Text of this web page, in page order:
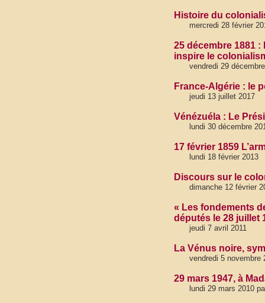
Histoire du
mercredi 28 février
25 décembre 1881
inspire le
vendredi 29
France-Algérie : le
jeudi 13 juillet 2017
Vénézuéla : Le
lundi 30 décembre
17 février 1859
lundi 18 février 2013
Discours sur le
dimanche 12 février
« Les fondements
députés le 28 juillet
jeudi 7 avril 2011
La Vénus noire,
vendredi 5 novembre
29 mars 1947, à
lundi 29 mars 2010